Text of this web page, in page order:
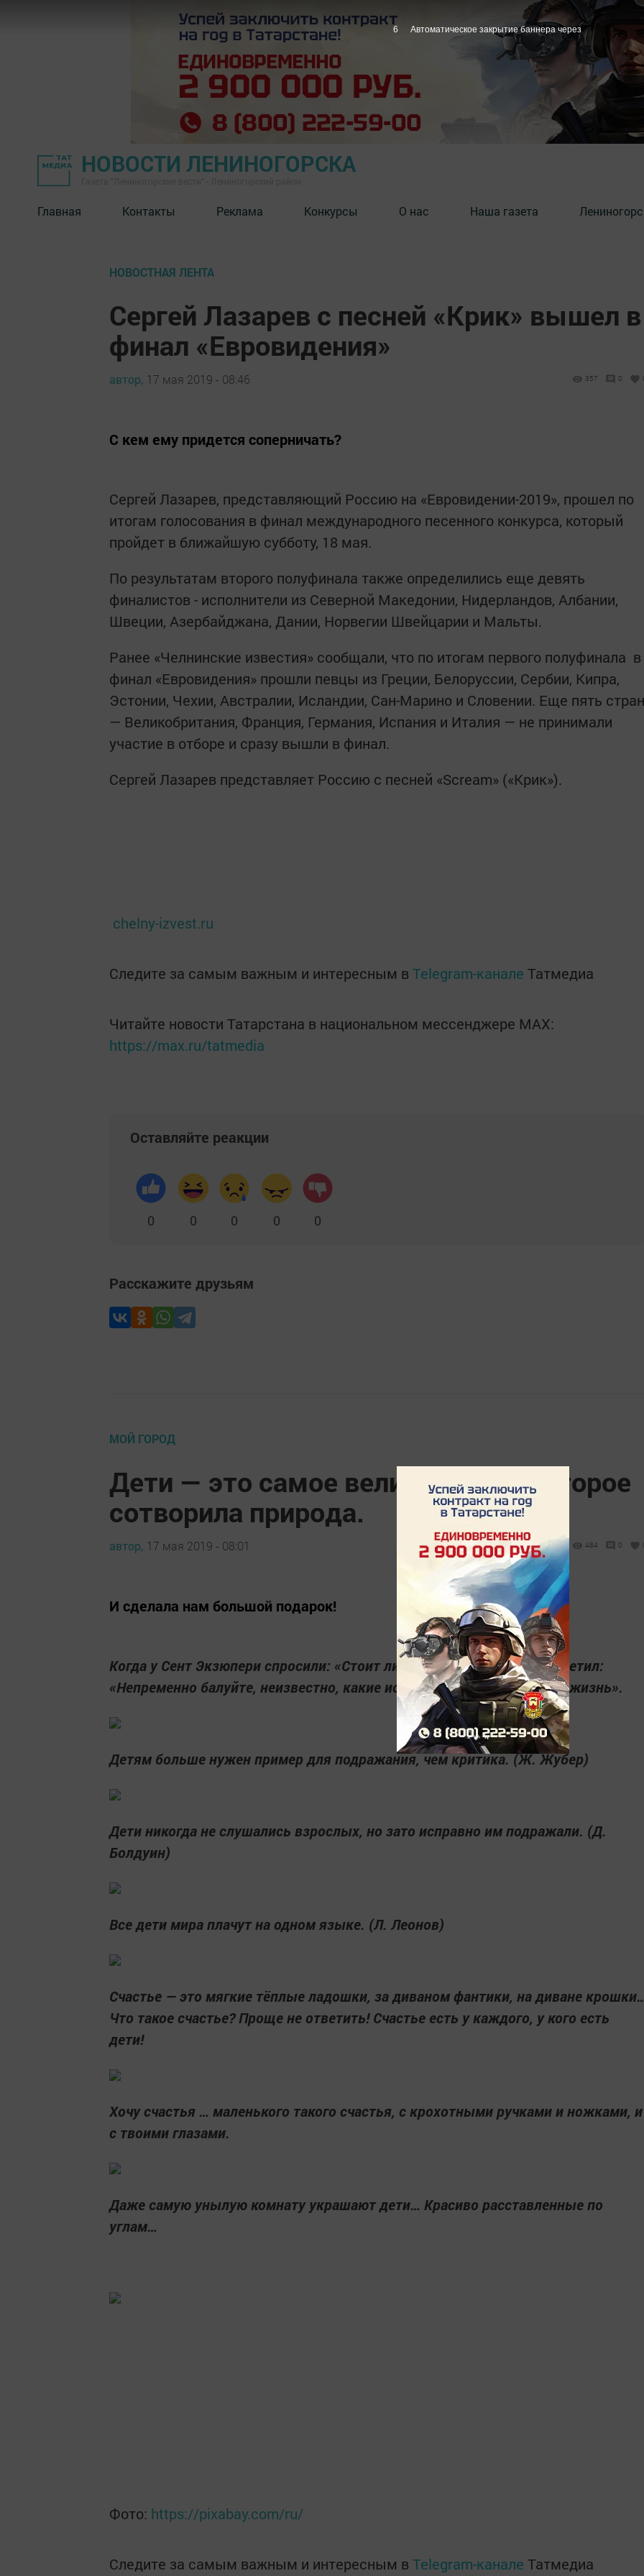
НОВОСТИ ЛЕНИНОГОРСКА
Главная Контакты Реклама Конкурсы О нас Наша газета
НОВОСТНАЯ ЛЕНТА
Сергей Лазарев с песней «Крик» вышел в
финал «Евровидения»
автор, 17 мая 2019 - 08:46 357 0
С кем ему придется соперничать?
Сергей Лазарев, представляющий Россию на «Евровидении-2019», прошел по
итогам голосования в финал международного песенного конкурса, который
пройдет в ближайшую субботу, 18 мая.
По результатам второго полуфинала также определились еще девять
финалистов - исполнители из Северной Македонии, Нидерландов, Албании,
Швеции, Азербайджана, Дании, Норвегии Швейцарии и Мальты.
Ранее «Челнинские известия» сообщали, что по итогам первого полуфинала в
финал «Евровидения» прошли певцы из Греции, Белоруссии, Сербии, Кипра,
Эстонии, Чехии, Австралии, Исландии, Сан-Марино и Словении. Еще пять стран
— Великобритания, Франция, Германия, Испания и Италия — не принимали
участие в отборе и сразу вышли в финал.
Сергей Лазарев представляет Россию с песней «Scream» («Крик»).
chelny-izvest.ru
Следите за самым важным и интересным в Telegram-канале Татмедиа
Читайте новости Татарстана в национальном мессенджере MАХ:
https://max.ru/tatmedia
Оставляйте реакции
0 0 0 0 0
Расскажите друзьям
МОЙ ГОРОД
Дети — это самое великое чудо, которое
сотворила природа.
автор, 17 мая 2019 - 08:01 484 0
И сделала нам большой подарок!
Когда у Сент Экзюпери спросили: «Стоит ли баловать детей?», он ответил:
«Непременно балуйте, неизвестно, какие испытания им приготовила жизнь».
Детям больше нужен пример для подражания, чем критика. (Ж. Жубер)
Дети никогда не слушались взрослых, но зато исправно им подражали. (Д.
Болдуин)
Все дети мира плачут на одном языке. (Л. Леонов)
Счастье — это мягкие тёплые ладошки, за диваном фантики, на диване
Что такое счастье? Проще не ответить! Счастье есть у каждого, у кого есть
дети!
Хочу счастья … маленького такого счастья, с крохотными ручками и ножками, и
с твоими глазами.
Даже самую унылую комнату украшают дети… Красиво расставленные по
углам…
Фото: https://pixabay.com/ru/
Следите за самым важным и интересным в Telegram-канале Татмедиа
5 Автоматическое закрытие баннера через